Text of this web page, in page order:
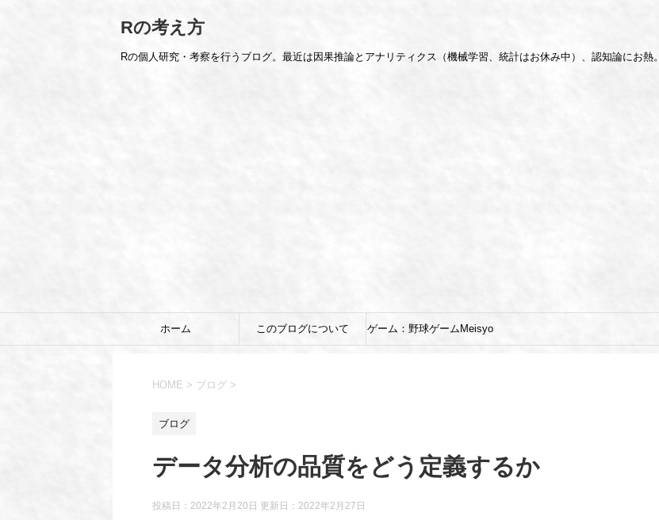
Rの考え方
Rの個人研究・考察を行うブログ。最近は因果推論とアナリティクス（機械学習、統計はお休み中）、認知論にお熱。
ホーム このブログについて ゲーム：野球ゲームMeisyo
HOME > ブログ >
ブログ
データ分析の品質をどう定義するか
投稿日：2022年2月20日 更新日： 2022年2月27日